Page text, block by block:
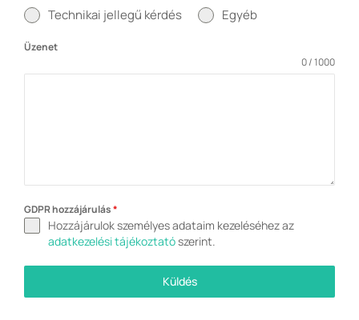
Technikai jellegű kérdés
Egyéb
Üzenet
0 / 1000
GDPR hozzájárulás*
Hozzájárulok személyes adataim kezeléséhez az
adatkezelési tájékoztatószerint.
Küldés